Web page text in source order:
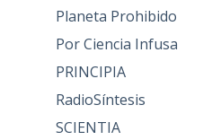
Planeta Prohibido
Por Ciencia Infusa
PRINCIPIA
RadioSíntesis
SCIENTIA